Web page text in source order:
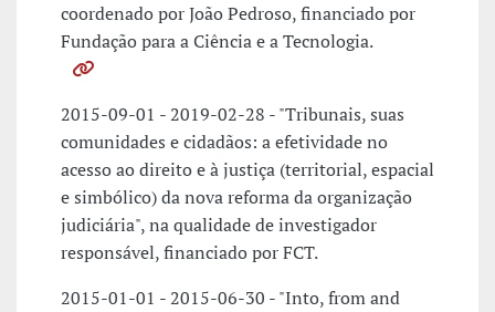
coordenado por João Pedroso, financiado por
Fundação para a Ciência e a Tecnologia.
2015-09-01 - 2019-02-28 - "Tribunais, suas
comunidades e cidadãos: a efetividade no
acesso ao direito e à justiça (territorial, espacial
e simbólico) da nova reforma da organização
judiciária", na qualidade de investigador
responsável, financiado por FCT.
2015-01-01 - 2015-06-30 - "Into, from and